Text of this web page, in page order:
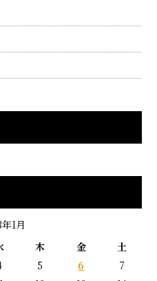
1月
木 金
土
5 6
7